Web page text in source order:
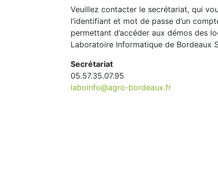
Veuillez contacter le secrétariat, qui
l’identifiant et mot de passe d’un
permettant d’accéder aux démos des
Laboratoire Informatique de Bordeaux
Secrétariat
05.57.35.07.95
laboinfo@agro-bordeaux.fr